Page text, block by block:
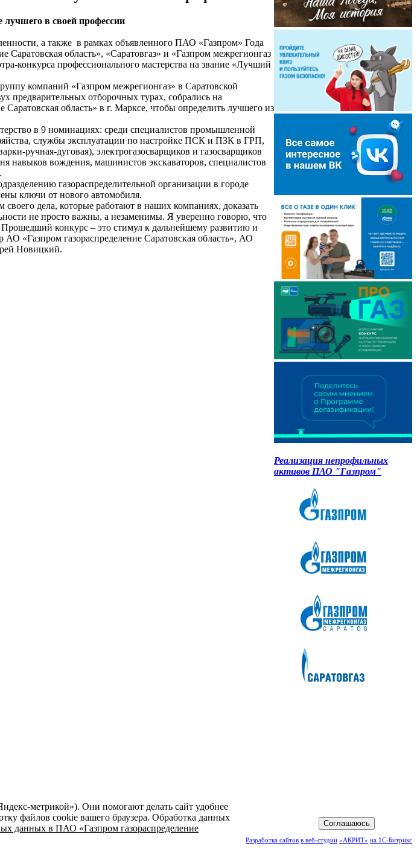
лучшего в своей профессии
а также в рамках объявленного ПАО «Газпром» Года
Саратовская область», «Саратовгаз» и «Газпром межрегионгаз
конкурса профессионального мастерства на звание «Лучший
компаний «Газпром межрегионгаз» в Саратовской
предварительных отборочных турах, собрались на
область» в г. Марксе, чтобы определить лучшего из
в 9 номинациях: среди специалистов промышленной
службы эксплуатации по настройке ПСК и ПЗК в ГРП,
ручная-дуговая), электрогазосварщиков и газосварщиков
навыков вождения, машинистов экскаваторов, специалистов
газораспределительной организации в городе
ключи от нового автомобиля.
дела, которые работают в наших компаниях, доказать
не просто важны, а незаменимы. Я уверенно говорю, что
конкурс – это стимул к дальнейшему развитию и
«Газпром газораспределение Саратовская область», АО
Новицкий.
Реализация непрофильных
активов ПАО "Газпром"
Разработка сайтов в веб-студии «АКРИТ» на 1С-Битрикс
метрикой»). Они помогают делать сайт удобнее
файлов cookie вашего браузера. Обработка данных
данных в ПАО «Газпром газораспределение
Соглашаюсь